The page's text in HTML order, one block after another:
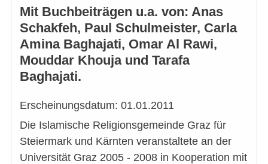
Mit Buchbeiträgen u.a. von: Anas
Schakfeh, Paul Schulmeister, Carla
Amina Baghajati, Omar Al Rawi,
Mouddar Khouja und Tarafa
Baghajati.
Erscheinungsdatum: 01.01.2011
Die Islamische Religionsgemeinde Graz für
Steiermark und Kärnten veranstaltete an der
Universität Graz 2005 - 2008 in Kooperation mit